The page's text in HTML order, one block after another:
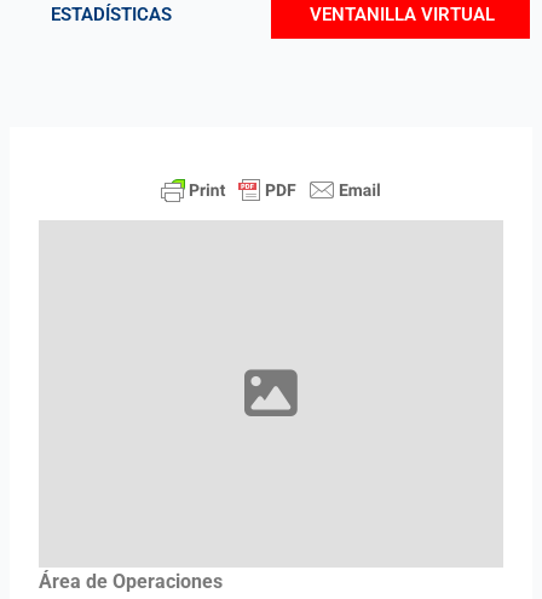
ESTADÍSTICAS VENTANILLA VIRTUAL
Área de Operaciones